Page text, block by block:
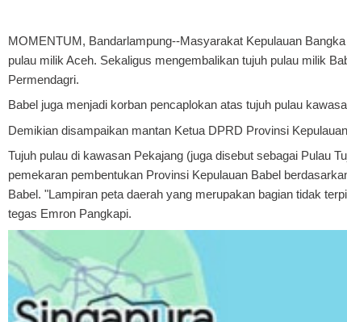
MOMENTUM, Bandarlampung--Masyarakat Kepulauan
pulau milik Aceh. Sekaligus mengembalikan tujuh pulau milik
Permendagri.
Babel juga menjadi korban pencaplokan atas tujuh pulau
Demikian disampaikan mantan Ketua DPRD Provinsi
Tujuh pulau di kawasan Pekajang (juga disebut sebagai Pulau
pemekaran pembentukan Provinsi Kepulauan Babel
Babel. "Lampiran peta daerah yang merupakan bagian tidak
tegas Emron Pangkapi.